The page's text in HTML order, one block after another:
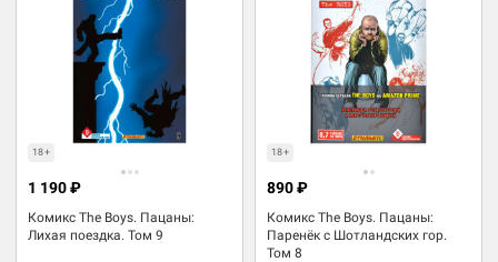
18+
Комикс The Boys. Пацаны:
Лихая поездка. Том 9
1 190 ₽
18+
Комикс The Boys. Пацаны:
Паренёк с Шотландских гор.
Том 8
890 ₽